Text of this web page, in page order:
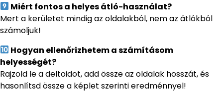
Miért fontos a helyes átló-használat?
Mert a kerületet mindig az oldalakból, nem az átlókból
számoljuk!
Hogyan ellenőrizhetem a számításom
helyességét?
Rajzold le a deltoidot, add össze az oldalak hosszát, és
hasonlítsd össze a képlet szerinti eredménnyel!